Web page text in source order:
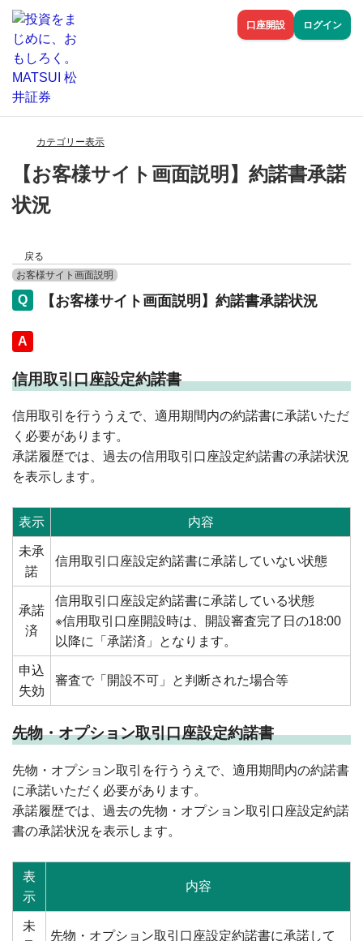
口座開設 ログイン
カテゴリー表示
【お客様サイト画面説明】約諾書承諾
状況
戻る
お客様サイト画面説明
【お客様サイト画面説明】約諾書承諾状況
回答
信用取引口座設定約諾書
信用取引を行ううえで、適用期間内の約諾書に承諾いただ
く必要があります。
承諾履歴では、過去の信用取引口座設定約諾書の承諾状況
を表示します。
表示 内容
未承
諾
信用取引口座設定約諾書に承諾していない状態
承諾
済
信用取引口座設定約諾書に承諾している状態
※信用取引口座開設時は、開設審査完了日の18:00
以降に「承諾済」となります。
申込
失効
審査で「開設不可」と判断された場合等
先物・オプション取引口座設定約諾書
先物・オプション取引を行ううえで、適用期間内の約諾書
に承諾いただく必要があります。
承諾履歴では、過去の先物・オプション取引口座設定約諾
書の承諾状況を表示します。
表
示
内容
未
先物・オプション取引口座設定約諾書に承諾して